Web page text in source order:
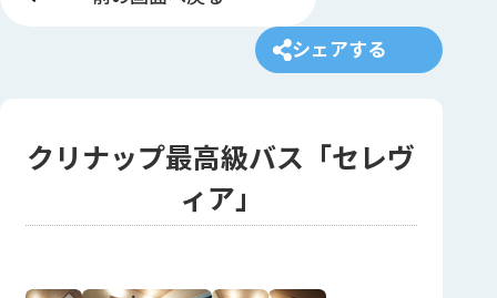
シェアする
クリナップ最高級バス「セレヴ
ィア」